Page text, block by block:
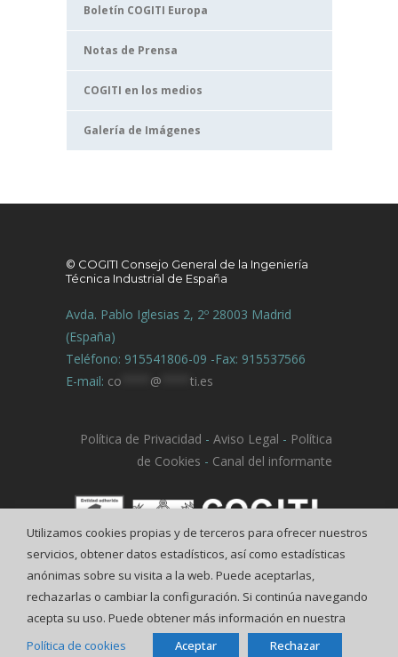
Boletín COGITI Europa
Notas de Prensa
COGITI en los medios
Galería de Imágenes
© COGITI Consejo General de la Ingeniería
Técnica Industrial de España
Avda. Pablo Iglesias 2, 2º 28003 Madrid
(España)
Teléfono: 915541806-09 -Fax: 915537566
E-mail: co @ ti.es
Política de Privacidad - Aviso Legal - Política
de Cookies - Canal del informante
Utilizamos cookies propias y de terceros para ofrecer nuestros
servicios, obtener datos estadísticos, así como estadísticas
anónimas sobre su visita a la web. Puede aceptarlas,
rechazarlas o cambiar la configuración. Si continúa navegando
acepta su uso. Puede obtener más información en nuestra
Política de cookies
Aceptar Rechazar